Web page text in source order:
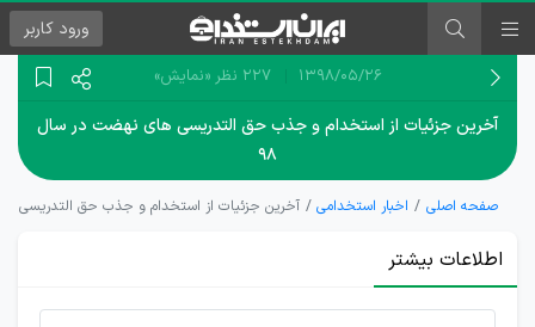
ورود کاربر
۱۳۹۸/۰۵/۲۶ 227 نظر «نمایش»
آخرین جزئیات از استخدام و جذب حق التدریسی های نهضت در سال
۹۸
صفحه اصلی اخبار استخدامی آخرین جزئیات از استخدام و جذب حق التدریسی
اطلاعات بیشتر